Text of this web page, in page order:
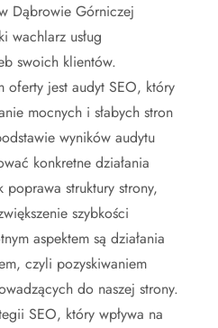
Dąbrowie Górniczej
wachlarz usług
swoich klientów.
oferty jest audyt SEO, który
mocnych i słabych stron
wyników audytu
konkretne działania
struktury strony,
szybkości
aspektem są działania
czyli pozyskiwaniem
do naszej strony.
SEO, który wpływa na